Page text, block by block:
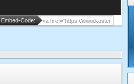
Embed-Code: